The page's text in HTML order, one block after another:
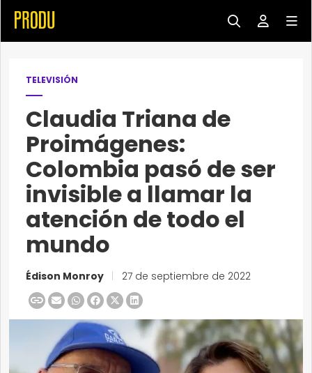
TELEVISIÓN
Claudia Triana de
Proimágenes:
Colombia pasó de ser
invisible a llamar la
atención de todo el
mundo
Édison Monroy 27 de septiembre de 2022